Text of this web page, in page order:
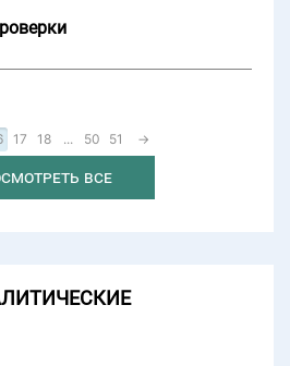
17 18 ... 50 51 →
все